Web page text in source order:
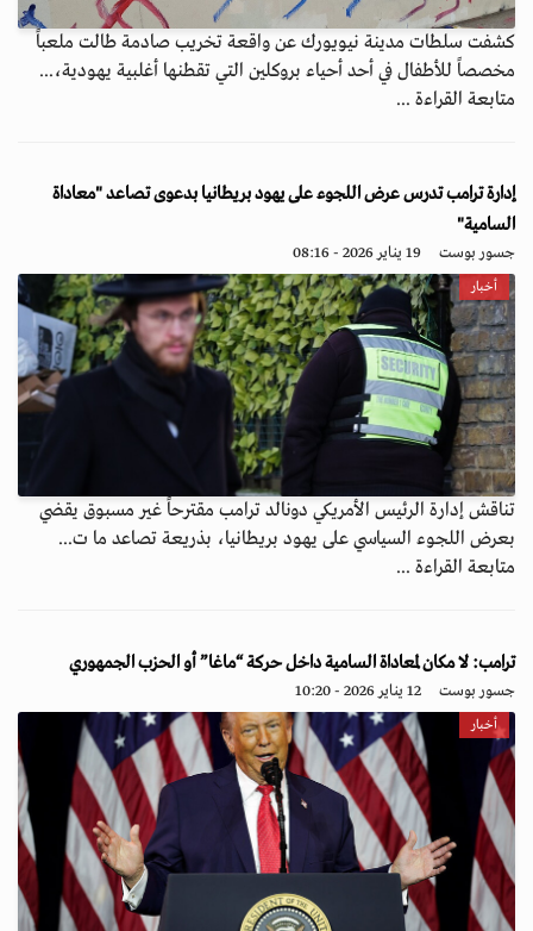
كشفت سلطات مدينة نيويورك عن واقعة تخريب صادمة طالت ملعباً
مخصصاً للأطفال في أحد أحياء بروكلين التي تقطنها أغلبية يهودية،...
متابعة القراءة ...
إدارة ترامب تدرس عرض اللجوء على يهود بريطانيا بدعوى تصاعد "معاداة
السامية"
جسور بوست 19 يناير 2026 - 08:16
أخبار
تناقش إدارة الرئيس الأمريكي دونالد ترامب مقترحاً غير مسبوق يقضي
بعرض اللجوء السياسي على يهود بريطانيا، بذريعة تصاعد ما ت...
متابعة القراءة ...
ترامب: لا مكان لمعاداة السامية داخل حركة “ماغا” أو الحزب الجمهوري
جسور بوست 12 يناير 2026 - 10:20
أخبار